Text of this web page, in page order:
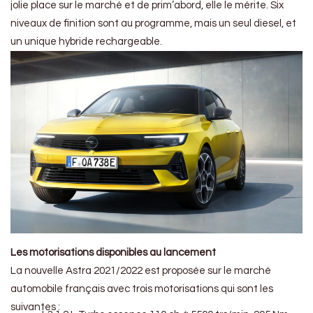
jolie place sur le marché et de prim’abord, elle le mérite. Six
niveaux de finition sont au programme, mais un seul diesel, et
un unique hybride rechargeable.
Les motorisations disponibles au lancement
La nouvelle Astra 2021/2022 est proposée sur le marché
automobile français avec trois motorisations qui sont les
suivantes :